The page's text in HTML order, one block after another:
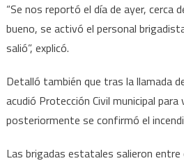
“Se nos reportó el día de ayer, cerca
bueno, se activó el personal
salió”, explicó.
Detalló también que tras la llamada
acudió Protección Civil municipal
posteriormente se confirmó el
Las brigadas estatales salieron